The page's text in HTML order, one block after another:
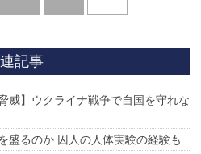
記事
威】ウクライナ戦争で自国を守れな
盛るのか 囚人の人体実験の経験も